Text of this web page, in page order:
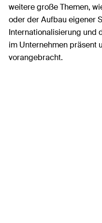
weitere große Themen,
oder der Aufbau eigener
Internationalisierung und
im Unternehmen präsent
vorangebracht.